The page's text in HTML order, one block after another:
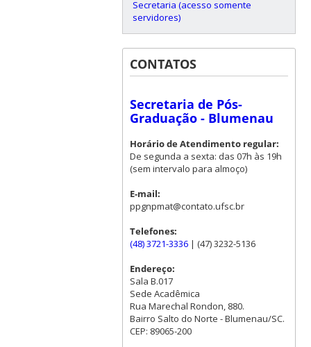
Secretaria (acesso somente
servidores)
CONTATOS
Secretaria de Pós-
Graduação - Blumenau
Horário de Atendimento regular:
De segunda a sexta: das 07h às 19h
(sem intervalo para almoço)
E-mail:
ppgnpmat@contato.ufsc.br
Telefones:
(48) 3721-3336| (47) 3232-5136
Endereço:
Sala B.017
Sede Acadêmica
Rua Marechal Rondon, 880.
Bairro Salto do Norte - Blumenau/SC.
CEP: 89065-200